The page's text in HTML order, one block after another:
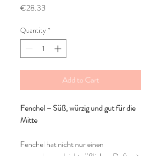
€28.33
Quantity *
Add to Cart
Fenchel – Süß, würzig und gut für die
Mitte
Fenchel hat nicht nur einen